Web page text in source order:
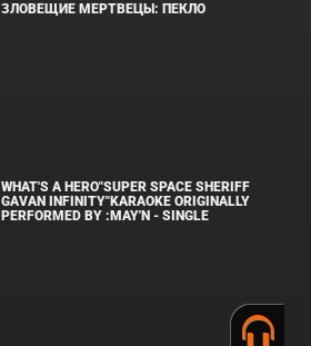
ЗЛОВЕЩИЕ МЕРТВЕЦЫ: ПЕКЛО
WHAT'S A HERO"SUPER SPACE SHERIFF
GAVAN INFINITY"KARAOKE ORIGINALLY
PERFORMED BY :MAY'N - SINGLE